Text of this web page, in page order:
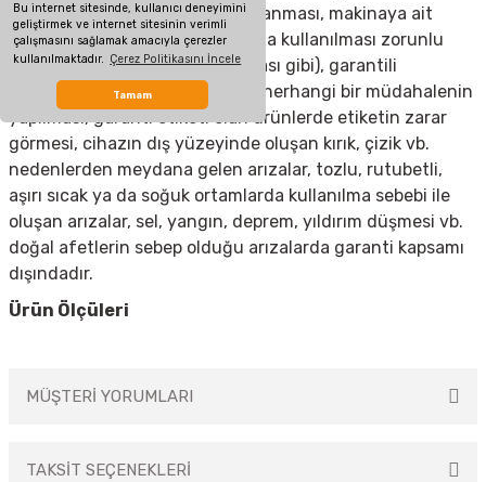
Bu internet sitesinde, kullanıcı deneyimini
geliştirmek ve internet sitesinin verimli
çalışmasını sağlamak amacıyla çerezler
kullanılmaktadır. Çerez Politikasını İncele
Tamam
(elektrik kesilmesi, voltaj dalgalanması, makinaya ait
olmayan aksesuar takılması yada kullanılması zorunlu
olan aksesuarların kullanılmaması gibi), garantili
ürünlerde yetkili servis dışında herhangi bir müdahalenin
yapılması, garanti etiketi olan ürünlerde etiketin zarar
görmesi, cihazın dış yüzeyinde oluşan kırık, çizik vb.
nedenlerden meydana gelen arızalar, tozlu, rutubetli,
aşırı sıcak ya da soğuk ortamlarda kullanılma sebebi ile
oluşan arızalar, sel, yangın, deprem, yıldırım düşmesi vb.
doğal afetlerin sebep olduğu arızalarda garanti kapsamı
dışındadır.
Ürün Ölçüleri
MÜŞTERİ YORUMLARI
TAKSİT SEÇENEKLERİ